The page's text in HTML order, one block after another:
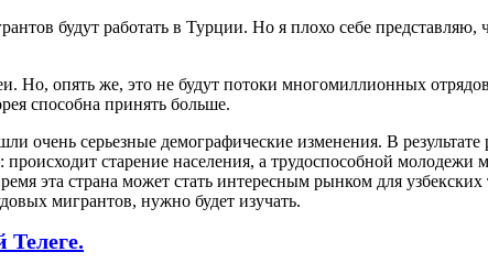
будут работать в Турции. Но я плохо себе
опять же, это не будут потоки многомиллионных
способна принять больше.
очень серьезные демографические изменения. В
старение населения, а трудоспособной
эта страна может стать интересным рынком для
мигрантов, нужно будет изучать.